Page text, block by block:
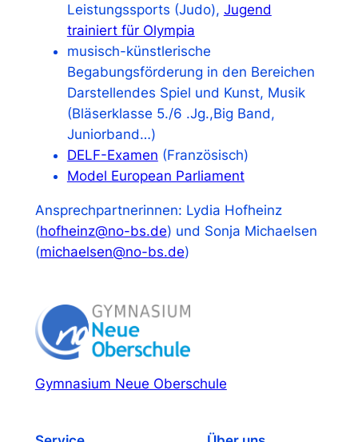
Leistungssports (Judo), Jugend
trainiert für Olympia
musisch-künstlerische
Begabungsförderung in den Bereichen
Darstellendes Spiel und Kunst, Musik
(Bläserklasse 5./6 .Jg.,Big Band,
Juniorband…)
DELF-Examen (Französisch)
Model European Parliament
Ansprechpartnerinnen: Lydia Hofheinz
(hofheinz@no-bs.de) und Sonja Michaelsen
(michaelsen@no-bs.de)
Gymnasium Neue Oberschule